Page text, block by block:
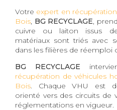
Votre expert en
Bois, BG RECYCLAGE,
cuivre ou laiton issus
matériaux sont triés avec
dans les filières de réemploi
BG RECYCLAGE
récupération de véhicules
Bois. Chaque VHU est
orienté vers des circuits de
réglementations en vigueur.